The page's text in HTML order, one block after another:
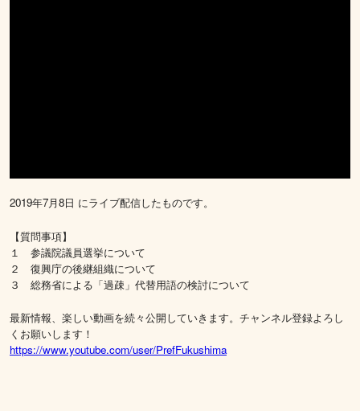
2019年7月8日 にライブ配信したものです。
【質問事項】
１ 参議院議員選挙について
２ 復興庁の後継組織について
３ 総務省による「過疎」代替用語の検討について
最新情報、楽しい動画を続々公開していきます。チャンネル登録よろし
くお願いします！
https://www.youtube.com/user/PrefFukushima